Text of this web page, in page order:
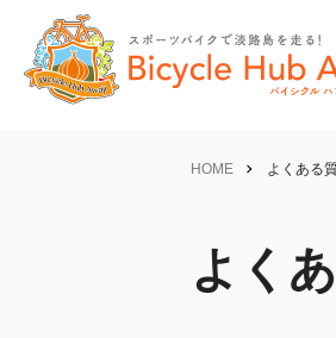
HOME よくある
よく